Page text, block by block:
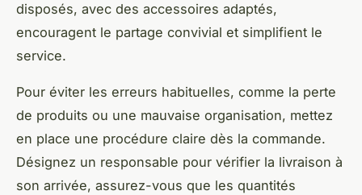
disposés, avec des accessoires adaptés,
encouragent le partage convivial et simplifient le
service.
Pour éviter les erreurs habituelles, comme la perte
de produits ou une mauvaise organisation, mettez
en place une procédure claire dès la commande.
Désignez un responsable pour vérifier la livraison à
son arrivée, assurez-vous que les quantités